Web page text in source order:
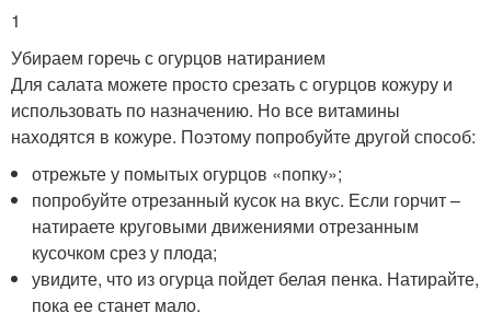
1
Убираем горечь с огурцов натиранием
Для салата можете просто срезать с огурцов кожуру и
использовать по назначению. Но все витамины
находятся в кожуре. Поэтому попробуйте другой способ:
отрежьте у помытых огурцов «попку»;
попробуйте отрезанный кусок на вкус. Если горчит –
натираете круговыми движениями отрезанным
кусочком срез у плода;
увидите, что из огурца пойдет белая пенка. Натирайте,
пока ее станет мало.